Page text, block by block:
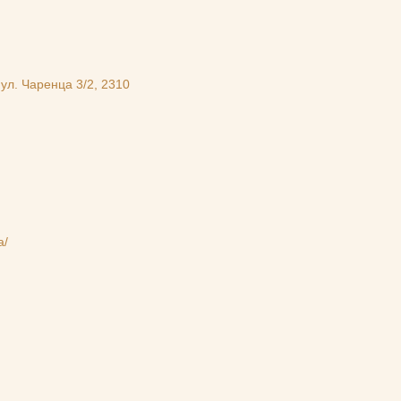
Чаренца 3/2, 2310